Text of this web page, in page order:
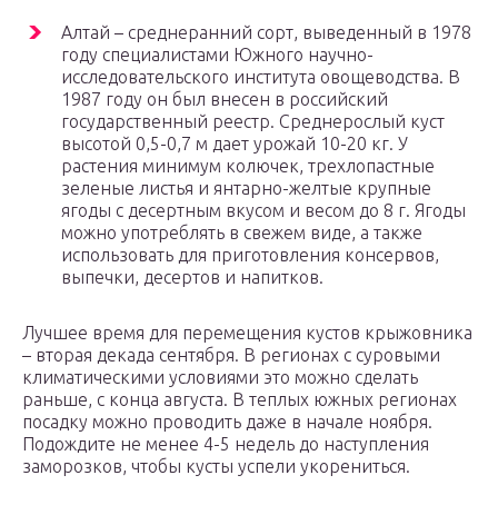
Алтай – среднеранний сорт, выведенный в 1978
году специалистами Южного научно-
исследовательского института овощеводства. В
1987 году он был внесен в российский
государственный реестр. Среднерослый куст
высотой 0,5-0,7 м дает урожай 10-20 кг. У
растения минимум колючек, трехлопастные
зеленые листья и янтарно-желтые крупные
ягоды с десертным вкусом и весом до 8 г. Ягоды
можно употреблять в свежем виде, а также
использовать для приготовления консервов,
выпечки, десертов и напитков.
Лучшее время для перемещения кустов крыжовника
– вторая декада сентября. В регионах с суровыми
климатическими условиями это можно сделать
раньше, с конца августа. В теплых южных регионах
посадку можно проводить даже в начале ноября.
Подождите не менее 4-5 недель до наступления
заморозков, чтобы кусты успели укорениться.